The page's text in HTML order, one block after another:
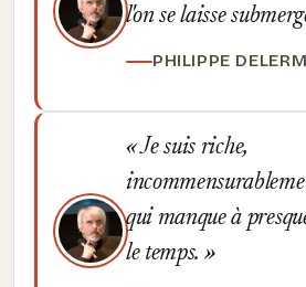
l'on se laisse
PHILIPPE DELERM
Je suis riche,
qui manque à
le temps.